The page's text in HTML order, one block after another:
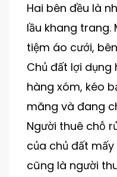
Hai bên đều là
lầu khang trang.
tiệm áo cưới,
Chủ đất lợi
hàng xóm, kéo
măng và đang
Người thuê chỗ
của chủ đất
cũng là người